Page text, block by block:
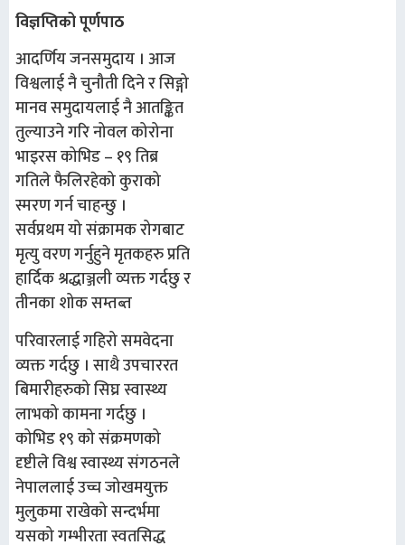
विज्ञप्तिको पूर्णपाठ
आदर्णिय जनसमुदाय । आज
विश्वलाई नै चुनौती दिने र सिङ्गो
मानव समुदायलाई नै आतङ्कित
तुल्याउने गरि नोवल कोरोना
भाइरस कोभिड – १९ तिब्र
गतिले फैलिरहेको कुराको
स्मरण गर्न चाहन्छु ।
सर्वप्रथम यो संक्रामक रोगबाट
मृत्यु वरण गर्नुहुने मृतकहरु प्रति
हार्दिक श्रद्धाञ्जली व्यक्त गर्दछु र
तीनका शोक सम्तब्त
परिवारलाई गहिरो समवेदना
व्यक्त गर्दछु । साथै उपचाररत
बिमारीहरुको सिघ्र स्वास्थ्य
लाभको कामना गर्दछु ।
कोभिड १९ को संक्रमणको
दृष्टीले विश्व स्वास्थ्य संगठनले
नेपाललाई उच्च जोखमयुक्त
मुलुकमा राखेको सन्दर्भमा
यसको गम्भीरता स्वतसिद्ध